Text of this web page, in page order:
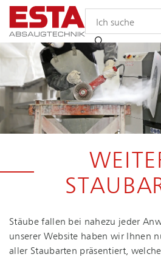
Stäube fallen bei nahezu jeder
unserer Website haben wir Ihnen
aller Staubarten präsentiert,